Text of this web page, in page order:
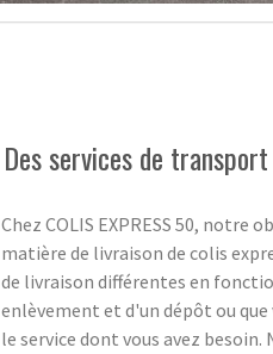
Des services de
Chez COLIS EXPRESS 50,
matière de livraison de colis
de livraison différentes en
enlèvement et d'un dépôt ou
le service dont vous avez besoin.